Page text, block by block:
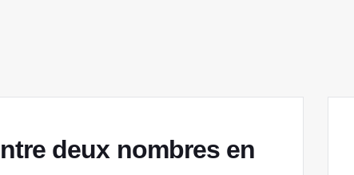
deux nombres en